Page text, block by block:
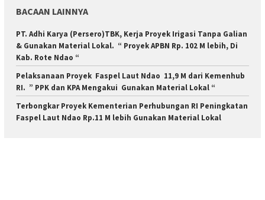
BACAAN LAINNYA
PT. Adhi Karya (Persero)TBK, Kerja Proyek Irigasi Tanpa Galian
& Gunakan Material Lokal. “ Proyek APBN Rp. 102 M lebih, Di
Kab. Rote Ndao “
Pelaksanaan Proyek Faspel Laut Ndao 11,9 M dari Kemenhub
RI. ” PPK dan KPA Mengakui Gunakan Material Lokal “
Terbongkar Proyek Kementerian Perhubungan RI Peningkatan
Faspel Laut Ndao Rp.11 M lebih Gunakan Material Lokal